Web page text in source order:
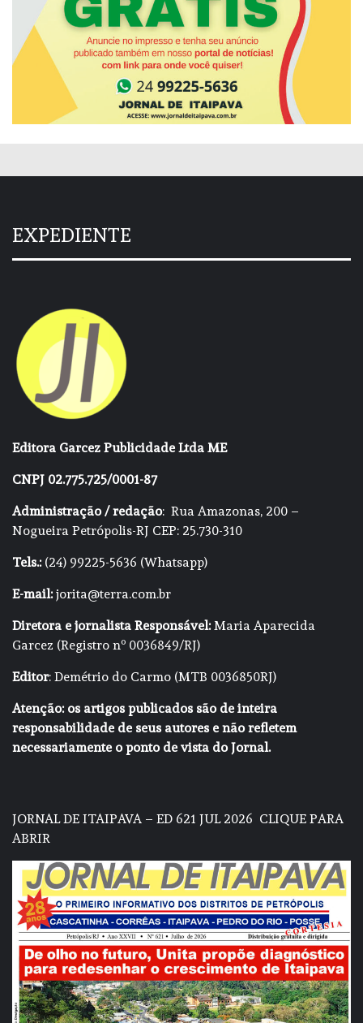
EXPEDIENTE
Editora Garcez Publicidade Ltda ME
CNPJ 02.775.725/0001-87
Administração / redação: Rua Amazonas, 200 –
Nogueira Petrópolis-RJ CEP: 25.730-310
Tels.:(24) 99225-5636 (Whatsapp)
E-mail:jorita@terra.com.br
Diretora e jornalista Responsável:Maria Aparecida
Garcez (Registro nº 0036849/RJ)
Editor: Demétrio do Carmo (MTB 0036850RJ)
Atenção: os artigos publicados são de inteira
responsabilidade de seus autores e não refletem
necessariamente o ponto de vista do Jornal.
JORNAL DE ITAIPAVA – ED 621 JUL 2026 CLIQUE PARA
ABRIR